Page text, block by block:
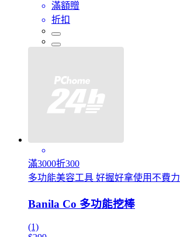
滿額贈
折扣
滿3000折300
多功能美容工具 好握好拿使用不費力
Banila Co 多功能挖棒
(1)